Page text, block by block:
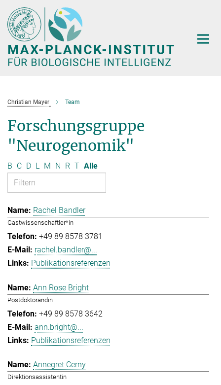
Hauptinhalt
Christian Mayer Team
Forschungsgruppe
"Neurogenomik"
B C D L M N R T Alle
Rachel Bandler
Gastwissenschaftler*in
+49 89 8578 3781
rachel.bandler@...
Publikationsreferenzen
Ann Rose Bright
Postdoktorandin
+49 89 8578 3642
ann.bright@...
Publikationsreferenzen
Annegret Cerny
Direktionsassistentin